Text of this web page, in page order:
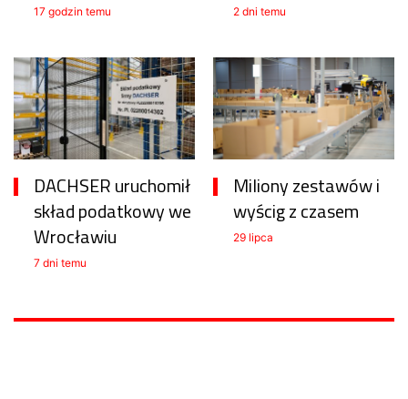
17 godzin temu 2 dni temu
DACHSER uruchomił
skład podatkowy we
Wrocławiu
7 dni temu
Miliony zestawów i
wyścig z czasem
29 lipca